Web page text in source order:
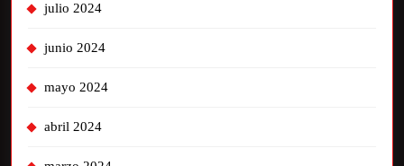
julio 2024
junio 2024
mayo 2024
abril 2024